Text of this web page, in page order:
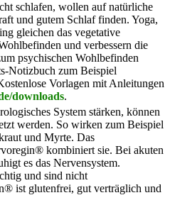
schlafen, wollen auf natürliche
und gutem Schlaf finden. Yoga,
gleichen das vegetative
und verbessern die
psychischen Wohlbefinden
Notizbuch zum Beispiel
Vorlagen mit Anleitungen
downloads.
System stärken, können
werden. So wirken zum Beispiel
und Myrte. Das
kombiniert sie. Bei akuten
es das Nervensystem.
und sind nicht
ist glutenfrei, gut verträglich und